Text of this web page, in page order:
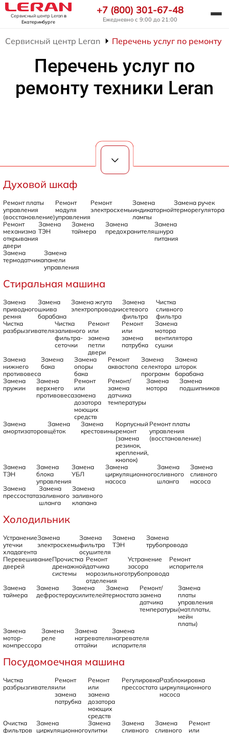
Сервисный центр Leranв
Екатеринбурге
+7 (800) 301-67-48
Ежедневно с 9:00 до 21:00
Сервисный центр Leran Перечень услуг по ремонту
Перечень услуг по
ремонту техники Leran
Духовой шкаф
Ремонт платы
управления
(восстановление)
Ремонт
модуля
управления
Ремонт
электросхемы
Замена
индикаторной
лампы
Замена ручек
терморегулятора
Ремонт
механизма
открывания
двери
Замена
ТЭН
Замена
таймера
Замена
предохранителя
Замена
шнура
питания
Замена
термодатчика
Замена
панели
управления
Стиральная машина
Замена
приводного
ремня
Замена
шкива
барабана
Замена жгута
электропроводки
Замена
сетевого
фильтра
Чистка
сливного
фильтра
Чистка
разбрызгивателя
Чистка
заливного
фильтра-
сеточки
Ремонт
или
замена
петли
двери
Ремонт
или
замена
патрубка
Замена
мотора
вентилятора
сушки
Замена
нижнего
противовеса
Замена
бака
Замена
опоры
бака
Ремонт
аквастопа
Замена
селектора
программ
Замена
шторок
барабана
Замена
пружин
Замена
верхнего
противовеса
Ремонт
или
замена
дозатора
моющих
средств
Ремонт/
замена
датчика
температуры
Замена
мотора
Замена
подшипников
Замена
амортизаторов
Замена
щёток
Замена
крестовины
Корпусный
ремонт
(замена
резинок,
креплений,
кнопок)
Ремонт платы
управления
(восстановление)
Замена
ТЭН
Замена
блока
управления
Замена
УБЛ
Замена
циркуляционного
насоса
Замена
сливного
шланга
Замена
сливного
насоса
Замена
прессостата
Замена
заливного
шланга
Замена
заливного
клапана
Холодильник
Устранение
утечки
хладагента
Замена
электросхемы
Замена
фильтра
осушителя
Замена
ТЭН
Замена
трубопровода
Перевешивание
дверей
Прочистка
дренажной
системы
Ремонт
датчика
морозильного
отделения
Устранение
засора
трубопровода
Ремонт
испарителя
Замена
таймера
Замена
дефростера
Замена
усилителей
Замена
термостата
Ремонт/
замена
датчика
температуры
Замена
платы
управления
(мат.платы,
мейн
платы)
Замена
мотор-
компрессора
Замена
реле
Замена
нагревателя
оттайки
Замена
нагревателя
испарителя
Посудомоечная машина
Чистка
разбрызгивателя
Ремонт
или
замена
патрубка
Ремонт
или
замена
дозатора
моющих
средств
Регулировка
прессостата
Разблокировка
циркуляционного
насоса
Очистка
фильтров
Замена
циркуляционного
Замена
улитки
Замена
сливного
Замена
сливного
Ремонт
или